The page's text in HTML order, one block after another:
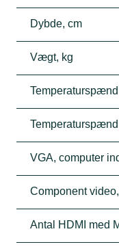
Dybde, cm
Vægt, kg
VGA, computer
Component
Antal HDMI med